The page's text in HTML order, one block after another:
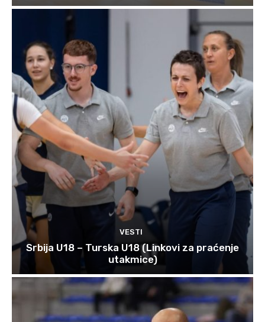
VESTI
Srbija U18 – Turska U18 (Linkovi za praćenje
utakmice)